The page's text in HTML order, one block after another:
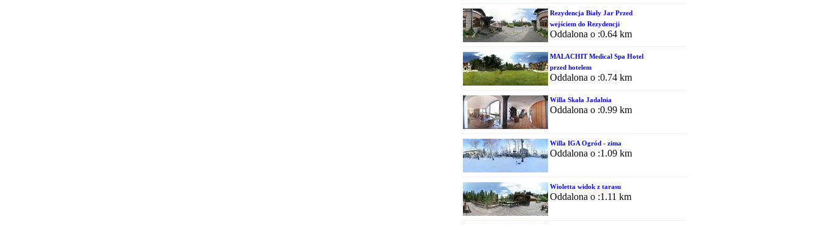
Rezydencja Biały Jar Przed
wejściem do Rezydencji
Oddalona o :0.64 km
MALACHIT Medical Spa Hotel
przed hotelem
Oddalona o :0.74 km
Willa Skała Jadalnia
Oddalona o :0.99 km
Willa IGA Ogród - zima
Oddalona o :1.09 km
Wioletta widok z tarasu
Oddalona o :1.11 km